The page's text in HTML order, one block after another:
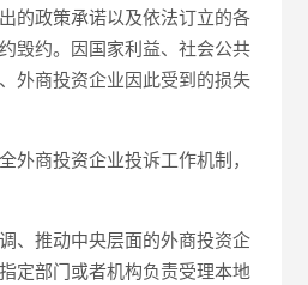
的政策承诺以及依法订立的各
毁约。因国家利益、社会公共
外商投资企业因此受到的损失
商投资企业投诉工作机制，
、推动中央层面的外商投资企
定部门或者机构负责受理本地